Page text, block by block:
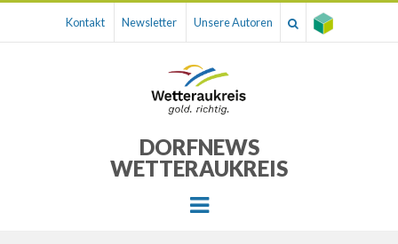
Kontakt Newsletter Unsere Autoren
DORFNEWS
WETTERAUKREIS
Menu